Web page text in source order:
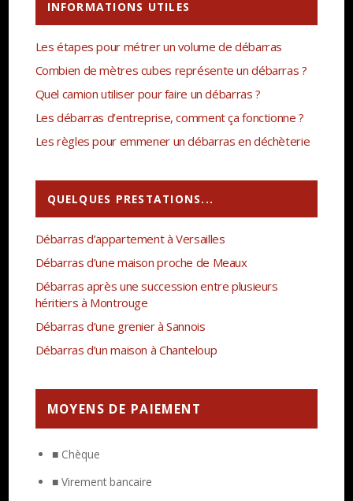
INFORMATIONS UTILES
Les étapes pour métrer un volume de débarras
Combien de mètres cubes représente un débarras ?
Quel camion utiliser pour faire un débarras ?
Les débarras d’entreprise, comment ça fonctionne ?
Les règles pour emmener un débarras en déchèterie
QUELQUES PRESTATIONS...
Débarras d’appartement à Versailles
Débarras d’une maison proche de Meaux
Débarras après une succession entre plusieurs
héritiers à Montrouge
Débarras d’une grenier à Sannois
Débarras d’un maison à Chanteloup
MOYENS DE PAIEMENT
■ Chèque
■ Virement bancaire